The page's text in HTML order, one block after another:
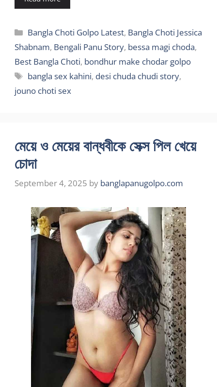
Categories
Bangla Choti Golpo Latest, Bangla Choti Jessica
Shabnam, Bengali Panu Story, bessa magi choda,
Best Bangla Choti, bondhur make chodar golpo
Tags
bangla sex kahini, desi chuda chudi story,
jouno choti sex
মেয়ে ও মেয়ের বান্ধবীকে সেক্স পিল খেয়ে
চোদা
September 4, 2025 by banglapanugolpo.com